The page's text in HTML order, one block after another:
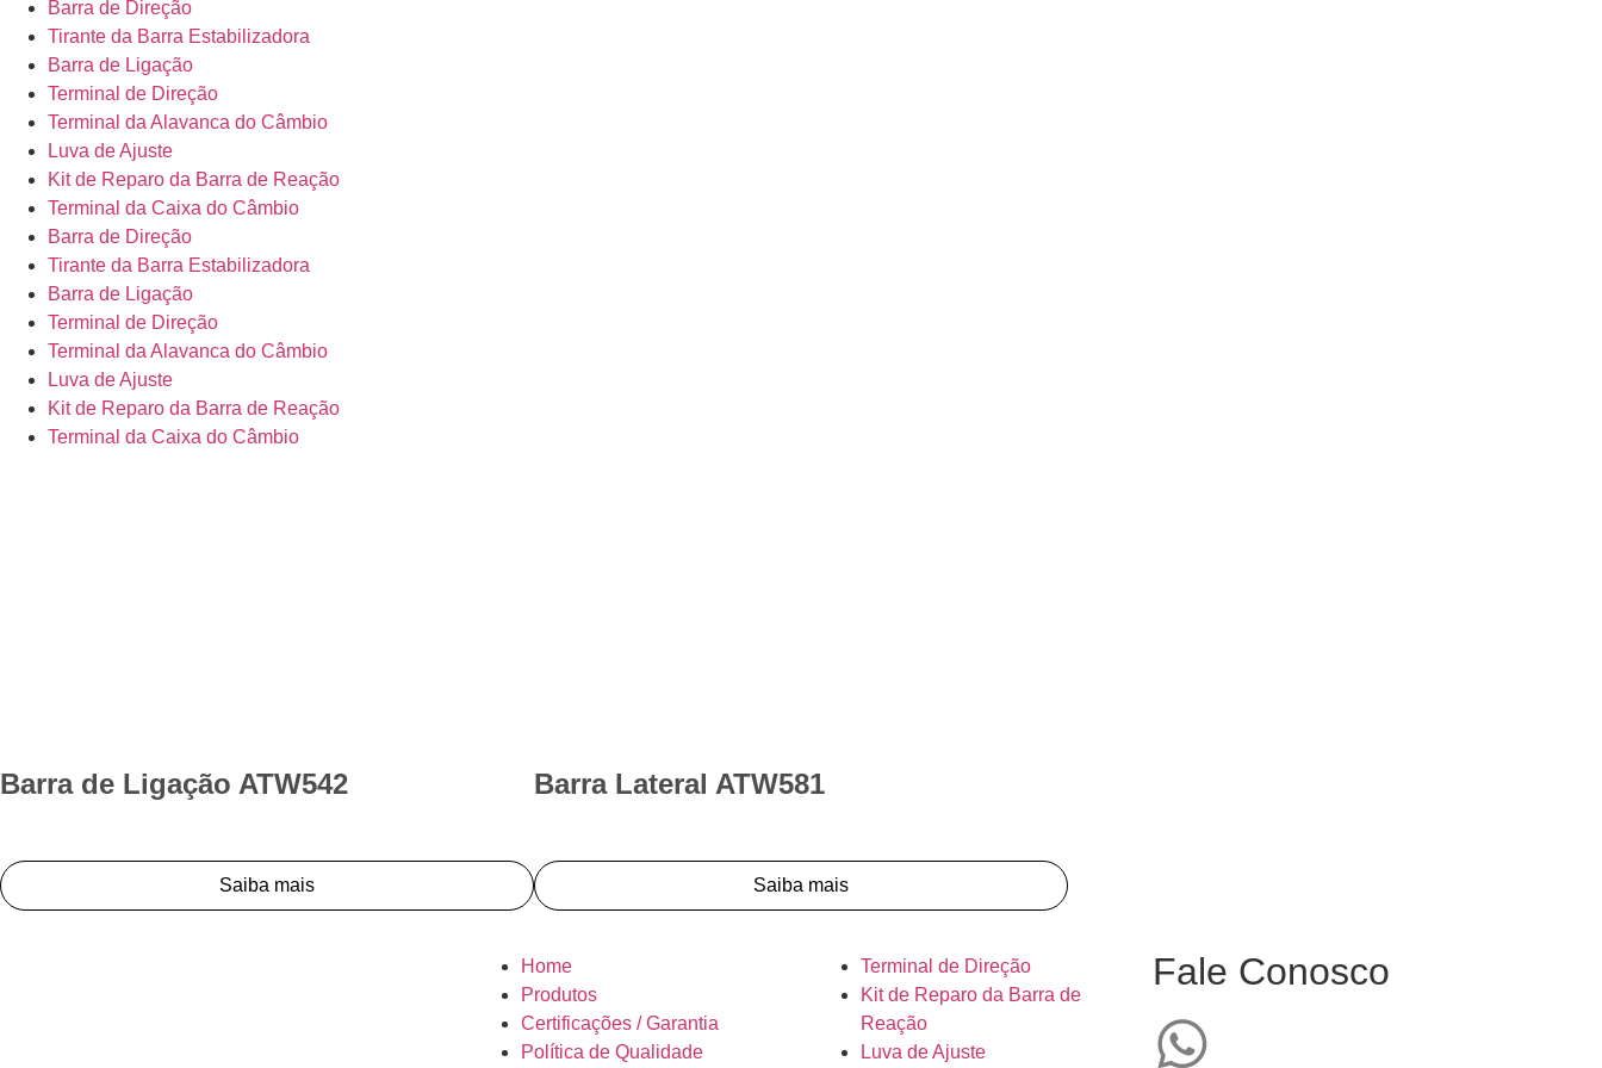
Barra de Direção
Tirante da Barra Estabilizadora
Barra de Ligação
Terminal de Direção
Terminal da Alavanca do Câmbio
Luva de Ajuste
Kit de Reparo da Barra de Reação
Terminal da Caixa do Câmbio
Barra de Direção
Tirante da Barra Estabilizadora
Barra de Ligação
Terminal de Direção
Terminal da Alavanca do Câmbio
Luva de Ajuste
Kit de Reparo da Barra de Reação
Terminal da Caixa do Câmbio
Barra de Ligação ATW542
Saiba mais
Barra Lateral ATW581
Saiba mais
Home
Produtos
Certificações / Garantia
Política de Qualidade
Terminal de Direção
Kit de Reparo da Barra de
Reação
Luva de Ajuste
Fale Conosco